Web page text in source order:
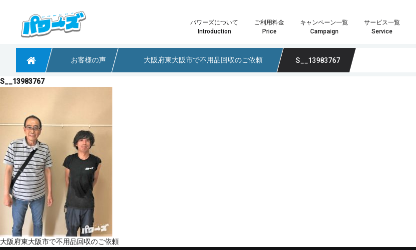
パワーズについて
Introduction
ご利用料金
Price
キャンペーン一覧
Campaign
サービス一覧
Service
粗大ごみや不用品回収なら大阪のパワーズ
お客様の声 大阪府東大阪市で不用品回収のご依頼 S__13983767
S__13983767
投
大阪府東大阪市で不用品回収のご依頼